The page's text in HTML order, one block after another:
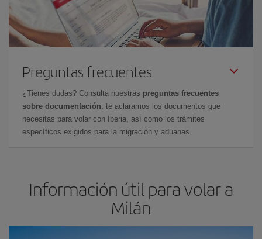
Preguntas frecuentes
¿Tienes dudas? Consulta nuestras preguntas frecuentes
sobre documentación: te aclaramos los documentos que
necesitas para volar con Iberia, así como los trámites
específicos exigidos para la migración y aduanas.
Información útil para volar a
Milán